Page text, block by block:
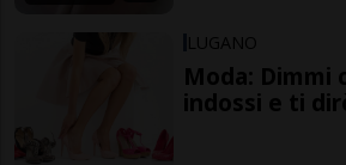
LUGANO
Moda: Dimmi
indossi e ti